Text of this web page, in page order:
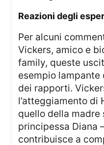
reazioni degli
Per alcuni commentatori come Hugo
Vickers, amico e
family, queste
esempio
dei rapporti.
l’atteggiamento di
quello della madre
principessa Diana
contribuisce a